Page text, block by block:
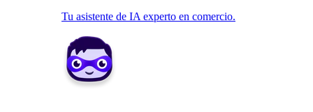
Tu asistente de IA experto en comercio.